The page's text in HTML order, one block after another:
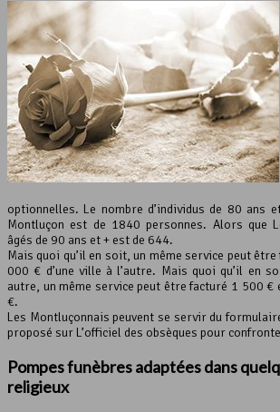
optionnelles. Le nombre d’individus de 80 ans
Montluçon est de 1840 personnes. Alors que
âgés de 90 ans et + est de 644.
Mais quoi qu’il en soit, un même service peut
000 € d’une ville à l’autre. Mais quoi qu’il en
autre, un même service peut être facturé 1 500 €
€.
Les Montluçonnais peuvent se servir du
proposé sur L’officiel des obsèques pour
Pompes funèbres adaptées dans
religieux